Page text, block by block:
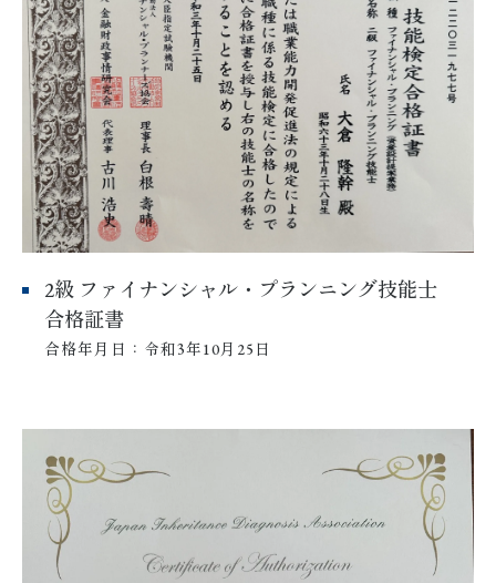
2級 ファイナンシャル・プランニング技能士
合格証書
合格年月日：令和3年10月25日